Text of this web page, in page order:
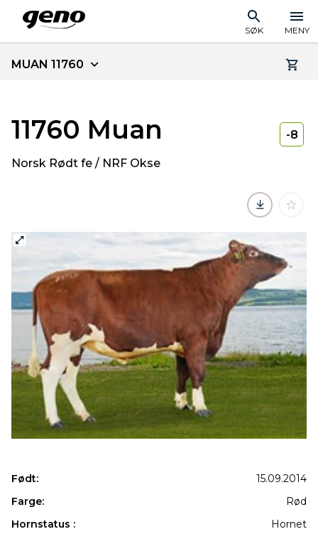
SØK MENY
MUAN 11760
11760 Muan
Norsk Rødt fe / NRF Okse
-8
Født:
15.09.2014
Farge:
Rød
Hornstatus :
Hornet